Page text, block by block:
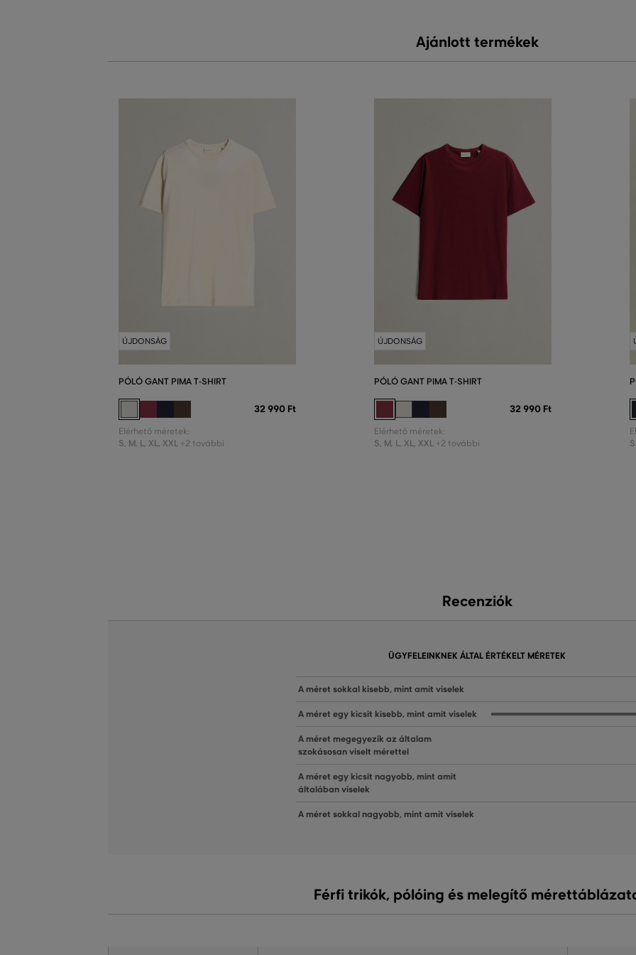
Ajánlott termékek
ÚJDONSÁG
PÓLÓ GANT PIMA T-SHIRT
32 990 Ft
Elérhető méretek:
S, M, L, XL, XXL +2 további
ÚJDONSÁG
PÓLÓ GANT PIMA T-SHIRT
32 990 Ft
Elérhető méretek:
S, M, L, XL, XXL +2 további S
Recenziók
ÜGYFELEINKNEK ÁLTAL ÉRTÉKELT MÉRETEK
A méret sokkal kisebb, mint amit viselek
A méret egy kicsit kisebb, mint amit viselek
A méret megegyezik az általam
szokásosan viselt mérettel
A méret egy kicsit nagyobb, mint amit
általában viselek
A méret sokkal nagyobb, mint amit viselek
Férfi trikók, pólóing és melegítő